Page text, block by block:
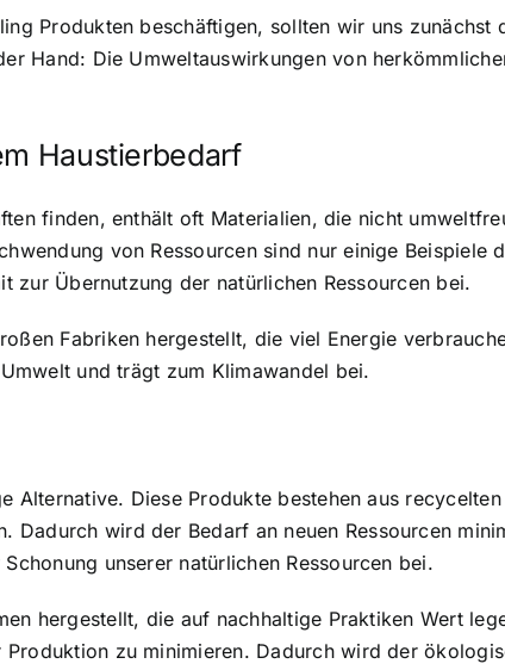
Produkten beschäftigen, sollten wir uns zunächst
Hand: Die Umweltauswirkungen von
Haustierbedarf
finden, enthält oft Materialien, die nicht
von Ressourcen sind nur einige Beispiele
zur Übernutzung der natürlichen Ressourcen bei.
Fabriken hergestellt, die viel Energie
und trägt zum Klimawandel bei.
Alternative. Diese Produkte bestehen aus
Dadurch wird der Bedarf an neuen Ressourcen
unserer natürlichen Ressourcen bei.
hergestellt, die auf nachhaltige Praktiken Wert
zu minimieren. Dadurch wird der